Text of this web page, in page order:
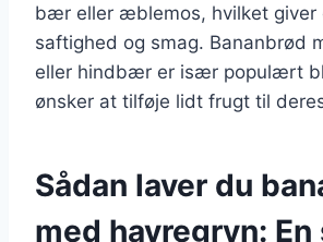
bær eller æblemos, hvilket giver
saftighed og smag. Bananbrød
eller hindbær er især populært
ønsker at tilføje lidt frugt til
Sådan laver du
med havregryn: